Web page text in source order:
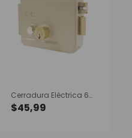
Cerradura Eléctrica 678, con Botón
$45,99